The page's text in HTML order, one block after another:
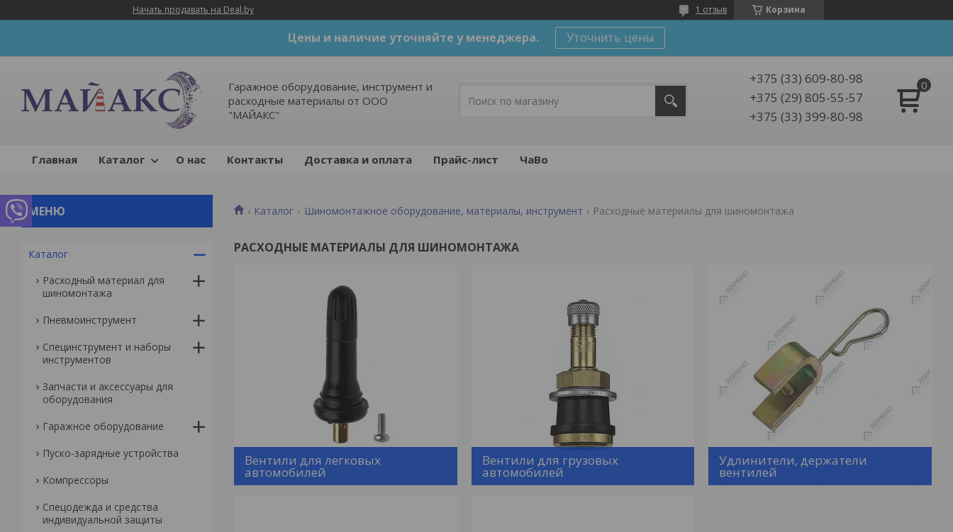
Начать продавать на Deal.by Корзина
1 отзыв
Цены и наличие уточняйте у менеджера. Уточнить цены
Гаражное оборудование, инструмент и
расходные материалы от ООО
"МАЙАКС"
+375 (33) 609-80-98
+375 (29) 805-55-57
+375 (33) 399-80-98
Главная Каталог О нас Контакты Доставка и оплата Прайс-лист ЧаВо
Каталог Шиномонтажное оборудование, материалы, инструмент Расходные материалы для шиномонтажа
РАСХОДНЫЕ МАТЕРИАЛЫ ДЛЯ ШИНОМОНТАЖА
Вентили для легковых
автомобилей
Вентили для грузовых
автомобилей
Удлинители, держатели
вентилей
Каталог
Расходный материал для
шиномонтажа
Пневмоинструмент
Специнструмент и наборы
инструментов
Запчасти и аксессуары для
оборудования
Гаражное оборудование
Пуско-зарядные устройства
Компрессоры
Спецодежда и средства
индивидуальной защиты